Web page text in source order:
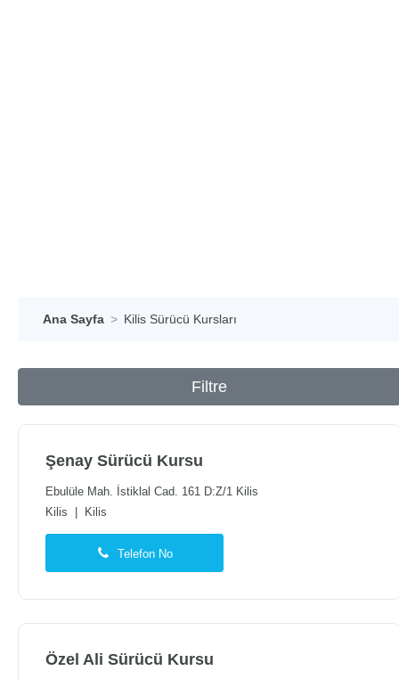
Ana Sayfa Kilis Sürücü Kursları
Filtre
Şenay Sürücü Kursu
Ebulüle Mah. İstiklal Cad. 161 D:Z/1 Kilis
Kilis
Kilis
Telefon No
Özel Ali Sürücü Kursu